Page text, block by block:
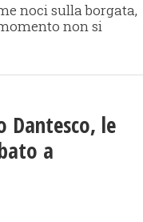
noci sulla borgata,
non si
Dantesco, le
a